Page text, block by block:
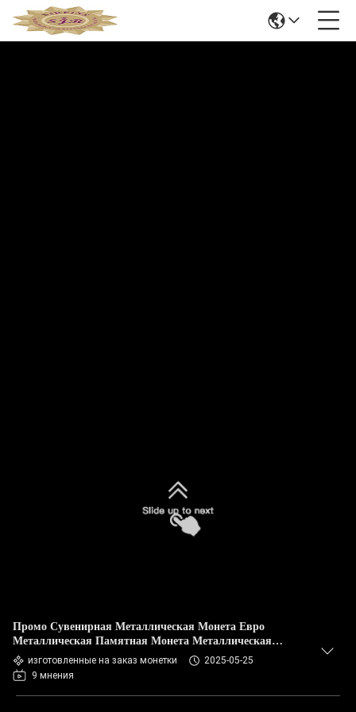
Промо Сувенирная Металлическая Монета Евро
Металлическая Памятная Монета Металлическая
Металлическая Металлическая Металлическая Монета
изготовленные на заказ монетки
2025-05-25
9 мнения